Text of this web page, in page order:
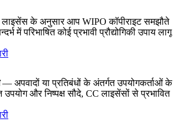
के अनुसार आप WIPO कॉपीराइट समझौते
में परिभाषित कोई प्रभावी प्रौद्योगिकी उपाय लागू
— अपवादों या प्रतिबंधों के अंतर्गत उपयोगकर्ताओं के
और निष्पक्ष सौदे, CC लाइसेंसों से प्रभावित